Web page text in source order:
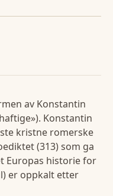
av Konstantin
Konstantin
kristne romerske
(313) som ga
Europas historie for
er oppkalt etter